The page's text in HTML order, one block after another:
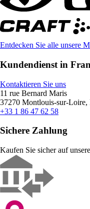
Entdecken Sie alle unsere
Kundendienst in
Kontaktieren Sie uns
11 rue Bernard Maris
37270 Montlouis-sur-Loire,
+33 1 86 47 62 58
Sichere Zahlung
Kaufen Sie sicher auf